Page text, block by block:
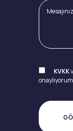
KVKK